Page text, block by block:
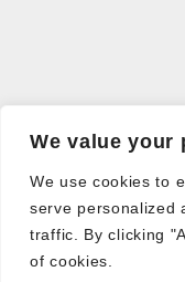
We value your
We use cookies to
serve personalized
traffic. By clicking
of cookies.